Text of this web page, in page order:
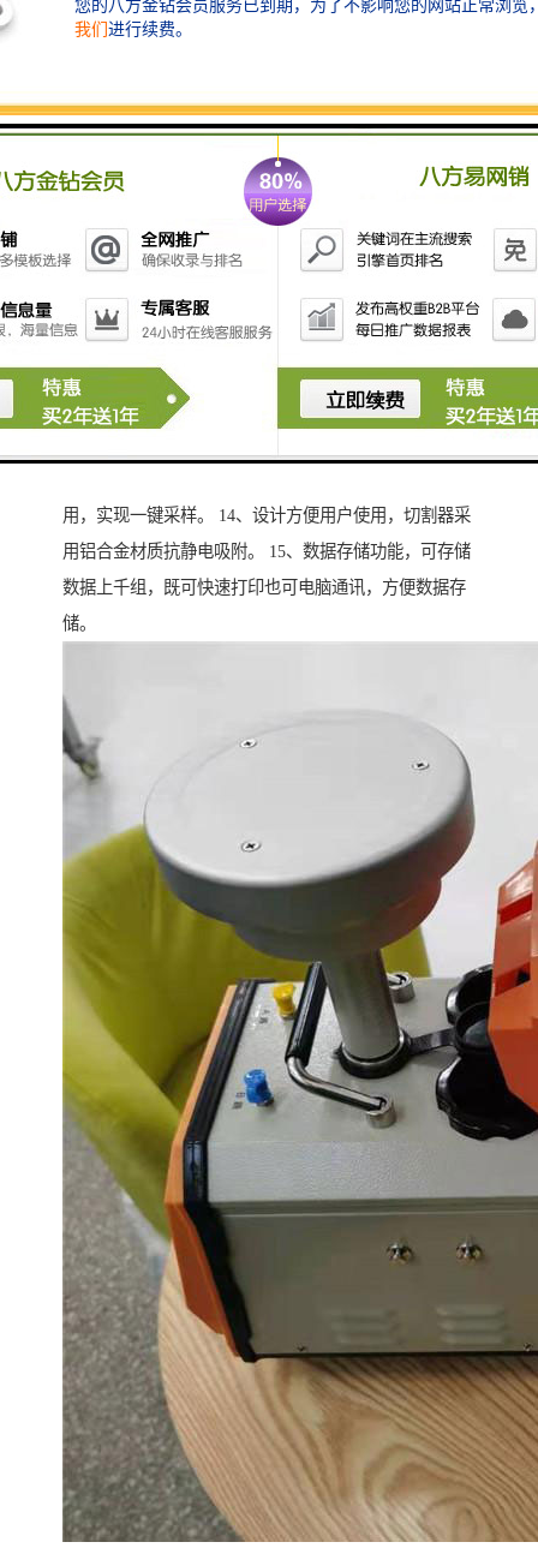
电的场合采样。 6、采样流量精度高，稳定性好，可测
隔时间，循环次数等参数。 8、自动故障保护功能，在
规定时间内仍未达到设定流量自动停机保护。 9、内置
可充电电池，供交流停电时保存数据交流来电时自动恢
复采样，自动扣除采样过程中的掉电时间，并可供用户
查询掉电时间。 10、集干燥、过滤、防倒吸三合一设计
的干燥筒，可以干燥湿气、过滤粉尘以及放倒吸减小对
流量的影响，实现长期运转免清洗。 11、流量计自动照
亮功能，方便读取与设定流量，具有气路颜色识别功
能，方便用户辨别气路。 12、用户可通过防水键盘对仪
用，实现一键采样。 14、设计方便用户使用，切割器采
用铝合金材质抗静电吸附。 15、数据存储功能，可存储
数据上千组，既可快速打印也可电脑通讯，方便数据存
储。